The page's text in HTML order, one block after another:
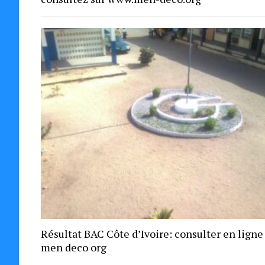
Résultat BAC Côte d’Ivoire: consulter en
men deco org